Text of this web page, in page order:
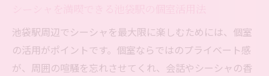
池袋駅周辺でシーシャを最大限に楽しむためには、個室
の活用がポイントです。個室ならではのプライベート感
が、周囲の喧騒を忘れさせてくれ、会話やシーシャの香